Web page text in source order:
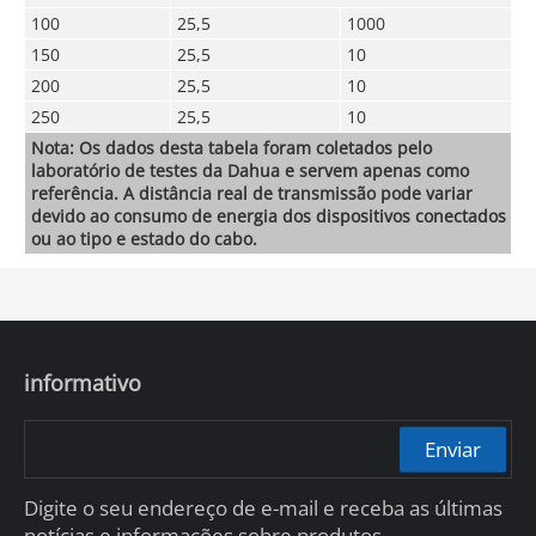
100
25,5
1000
150
25,5
10
200
25,5
10
250
25,5
10
Nota: Os dados desta tabela foram coletados pelo
laboratório de testes da Dahua e servem apenas como
referência. A distância real de transmissão pode variar
devido ao consumo de energia dos dispositivos conectados
ou ao tipo e estado do cabo.
informativo
Enviar
Digite o seu endereço de e-mail e receba as últimas